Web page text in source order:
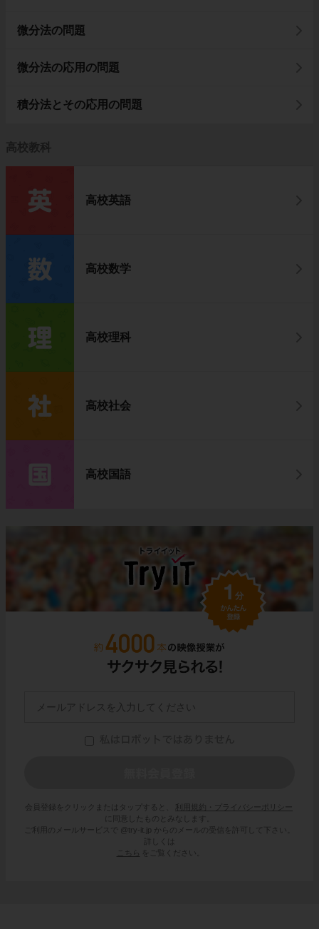
微分法の問題
微分法の応用の問題
積分法とその応用の問題
高校教科
高校英語
高校数学
高校理科
高校社会
高校国語
会員登録をクリックまたはタップすると、
利用規約・プライバシーポリシー
に同意したものとみなします。
ご利用のメールサービスで @try-it.jp からのメールの受信を許可して下さい。
詳しくは
こちら
をご覧ください。